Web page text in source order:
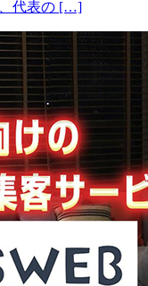
代表の […]